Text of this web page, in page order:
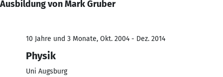
Ausbildung von Mark Gruber
10 Jahre und 3 Monate, Okt. 2004 - Dez. 2014
Physik
Uni Augsburg